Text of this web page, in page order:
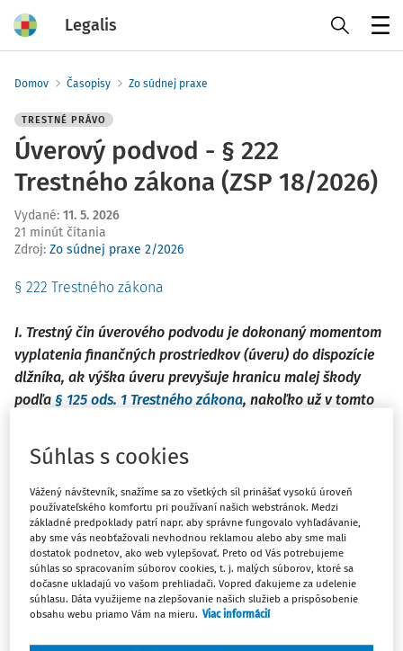
Legalis
Domov Časopisy Zo súdnej praxe
TRESTNÉ PRÁVO
Úverový podvod - § 222
Trestného zákona (ZSP 18/2026)
Vydané: 11. 5. 2026
21 minút čítania
Zdroj: Zo súdnej praxe 2/2026
§ 222 Trestného zákona
I. Trestný čin úverového podvodu je dokonaný momentom
vyplatenia finančných prostriedkov (úveru) do dispozície
dlžníka, ak výška úveru prevyšuje hranicu malej škody
podľa § 125 ods. 1 Trestného zákona, nakoľko už v tomto
úver a jeho ďalší postup - riadne splácanie úveru, možno
konštatovať naplnenie všetkých znakov objektívnej
stránky skutkovej podstaty trestného činu úverového
podvodu.
II. Podvodné konanie páchateľa spojené s vylákaním úveru
aspoň v malom rozsahu (vznik škody malej) je protiprávne
bez ohľadu na to, či páchateľ zamýšľal poskytnutý úver
riadne splácať alebo nie (trvalo sa obohatiť). Riadne
Súhlas s cookies
Vážený návštevník, snažíme sa zo všetkých síl prinášať vysokú úroveň
používateľského komfortu pri používaní našich webstránok. Medzi
základné predpoklady patrí napr. aby správne fungovalo vyhľadávanie,
aby sme vás neobťažovali nevhodnou reklamou alebo aby sme mali
dostatok podnetov, ako web vylepšovať. Preto od Vás potrebujeme
súhlas so spracovaním súborov cookies, t. j. malých súborov, ktoré sa
dočasne ukladajú vo vašom prehliadači. Vopred ďakujeme za udelenie
súhlasu. Dáta využijeme na zlepšovanie našich služieb a prispôsobenie
obsahu webu priamo Vám na mieru. Viac informácií